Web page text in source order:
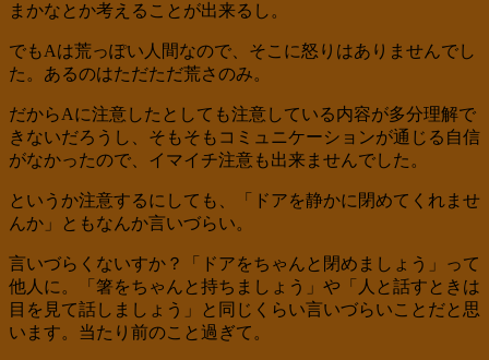
まかなとか考えることが出来るし。
でもAは荒っぽい人間なので、そこに怒りはありませんでし
た。あるのはただただ荒さのみ。
だからAに注意したとしても注意している内容が多分理解で
きないだろうし、そもそもコミュニケーションが通じる自信
がなかったので、イマイチ注意も出来ませんでした。
というか注意するにしても、「ドアを静かに閉めてくれませ
んか」ともなんか言いづらい。
言いづらくないすか？「ドアをちゃんと閉めましょう」って
他人に。「箸をちゃんと持ちましょう」や「人と話すときは
目を見て話しましょう」と同じくらい言いづらいことだと思
います。当たり前のこと過ぎて。